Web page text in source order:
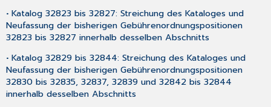
• Katalog 32823 bis 32827: Streichung des Kataloges und
Neufassung der bisherigen Gebührenordnungspositionen
32823 bis 32827 innerhalb desselben Abschnitts
• Katalog 32829 bis 32844: Streichung des Kataloges und
Neufassung der bisherigen Gebührenordnungspositionen
32830 bis 32835, 32837, 32839 und 32842 bis 32844
innerhalb desselben Abschnitts